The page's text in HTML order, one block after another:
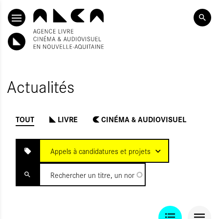
SKIP TO CONTENT
Actualités
TOUT LIVRE CINÉMA & AUDIOVISUEL
Appels à candidatures et projets